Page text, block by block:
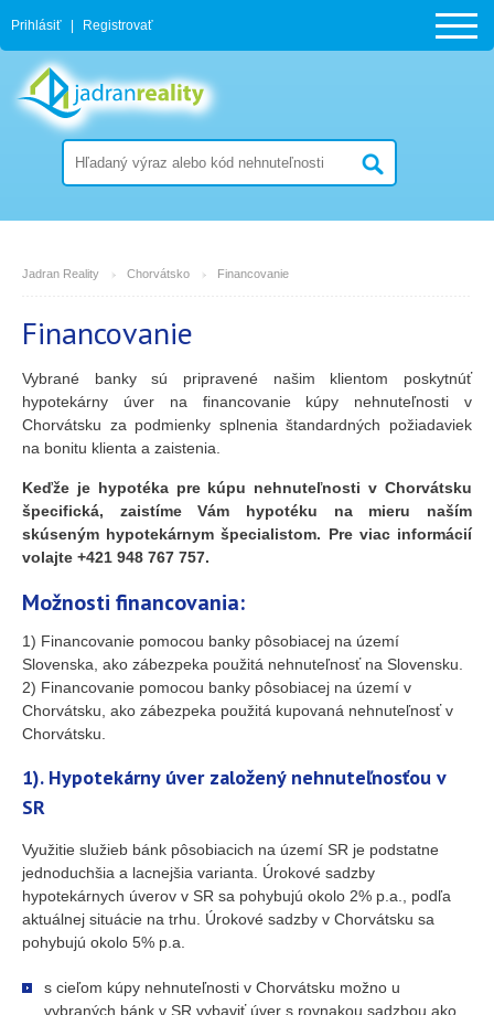
Prihlásiť Registrovať
Jadran Reality Chorvátsko Financovanie
Financovanie
Vybrané banky sú pripravené našim klientom poskytnúť
hypotekárny úver na financovanie kúpy nehnuteľnosti v
Chorvátsku za podmienky splnenia štandardných požiadaviek
na bonitu klienta a zaistenia.
Keďže je hypotéka pre kúpu nehnuteľnosti v Chorvátsku
špecifická, zaistíme Vám hypotéku na mieru naším
skúseným hypotekárnym špecialistom. Pre viac informácií
volajte +421 948 767 757.
Možnosti financovania:
1) Financovanie pomocou banky pôsobiacej na území
Slovenska, ako zábezpeka použitá nehnuteľnosť na Slovensku.
2) Financovanie pomocou banky pôsobiacej na území v
Chorvátsku, ako zábezpeka použitá kupovaná nehnuteľnosť v
Chorvátsku.
1). Hypotekárny úver založený nehnuteľnosťou v
SR
Využitie služieb bánk pôsobiacich na území SR je podstatne
jednoduchšia a lacnejšia varianta. Úrokové sadzby
hypotekárnych úverov v SR sa pohybujú okolo 2% p.a., podľa
aktuálnej situácie na trhu. Úrokové sadzby v Chorvátsku sa
pohybujú okolo 5% p.a.
s cieľom kúpy nehnuteľnosti v Chorvátsku možno u
vybraných bánk v SR vybaviť úver s rovnakou sadzbou ako